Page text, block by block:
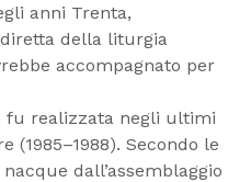
anni Trenta,
della liturgia
accompagnato per
fu realizzata negli ultimi
Secondo le
dall’assemblaggio